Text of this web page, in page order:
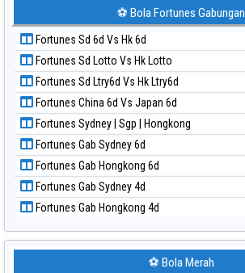
Paito Harian Korea
Paito Harian Kuda Lari
Paito Harian Magnum Cambodia
Paito Harian Nagoya
Paito Harian New York Midday
Paito Harian North Carolina Day
Paito Harian Pcso
Paito Harian Pennsylvania Day
Paito Harian Sao Paulo
Paito Harian Singapore
Paito Harian Sydney
Paito Harian Sydney Lottery
Paito Harian Sydney Lottery 6d
⚽ Bola Fortunes Gabungan
Fortunes Sd 6d Vs Hk 6d
Fortunes Sd Lotto Vs Hk Lotto
Fortunes Sd Ltry6d Vs Hk Ltry6d
Fortunes China 6d Vs Japan 6d
Fortunes Sydney | Sgp | Hongkong
Fortunes Gab Sydney 6d
Fortunes Gab Hongkong 6d
Fortunes Gab Sydney 4d
Fortunes Gab Hongkong 4d
⚽ Bola Merah